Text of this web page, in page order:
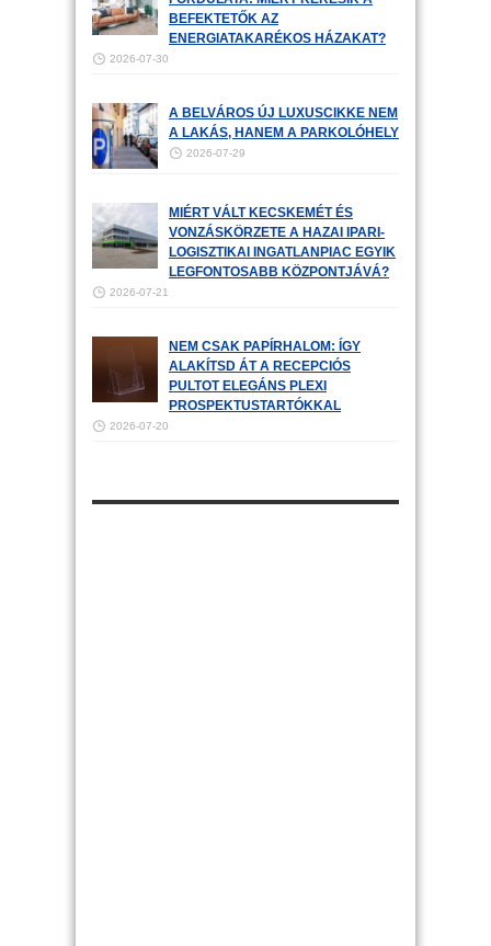
BEFEKTETŐK AZ
ENERGIATAKARÉKOS HÁZAKAT?
2026-07-30
A BELVÁROS ÚJ LUXUSCIKKE NEM
A LAKÁS, HANEM A PARKOLÓHELY
2026-07-29
MIÉRT VÁLT KECSKEMÉT ÉS
VONZÁSKÖRZETE A HAZAI IPARI-
LOGISZTIKAI INGATLANPIAC EGYIK
LEGFONTOSABB KÖZPONTJÁVÁ?
2026-07-21
NEM CSAK PAPÍRHALOM: ÍGY
ALAKÍTSD ÁT A RECEPCIÓS
PULTOT ELEGÁNS PLEXI
PROSPEKTUSTARTÓKKAL
2026-07-20